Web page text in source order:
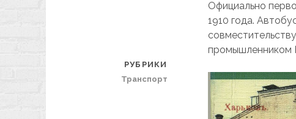
Официально
1910 года.
промышленником
РУБРИКИ
Транспорт